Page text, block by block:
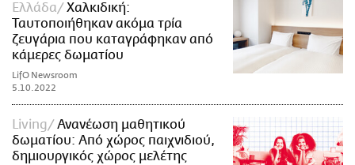
Ελλάδα
Χαλκιδική:
Ταυτοποιήθηκαν ακόμα τρία
ζευγάρια που καταγράφηκαν από
κάμερες δωματίου
LifO Newsroom
5.10.2022
Living
Ανανέωση μαθητικού
δωματίου: Από χώρος παιχνιδιού,
δημιουργικός χώρος μελέτης